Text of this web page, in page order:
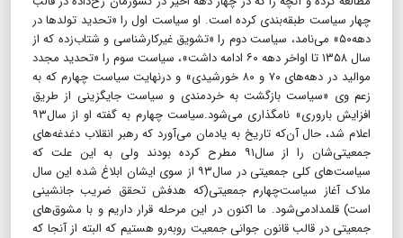
چهار سیاست طبقه‌بندی کرده است. او سیاست اول را «تحدید تولدها در
دهه‌۵۰» می‌نامد، سیاست دوم را «تشویق غیرکارشناسی و شتاب‌زده که از
سال ۱۳۵۸ تا اواخر دهه ۶۰ ادامه داشت»، سیاست سوم را «تحدید مجدد
موالید در دهه‌های ۷۰ و ۸۰ خورشیدی» و درنهایت سیاست چهارم که به
زعم وی «سیاست بازگشت به خردمندی و سیاست جایگزینی از طریق
افزایش باروری» نامگذاری می‌شود.سیاست چهارم به گفته او از سال۹۳
اعلام شد، حال آن‌که تاریخ به یادمان می‌آورد که رهبر انقلاب دغدغه‌های
جمعیتی‌شان را از سال۹۱ مطرح کرده بودند ولی به این علت که
سیاست‌های کلی جمعیتی در سال۹۳ از سوی ایشان ابلاغ شده این سال
ملاک آغاز سیاست‌چهارم جمعیتی(که هدفش تحقق ضریب جانشینی
است) قلمداد‌می‌شود. ما اکنون در این مرحله قرار داریم و با مشوق‌های
جمعیتی در قالب قانون جوانی جمعیت روبه‌رو هستیم که البته از آنجا که